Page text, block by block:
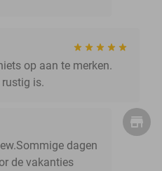
op aan te merken.
is.
dagen
de vakanties